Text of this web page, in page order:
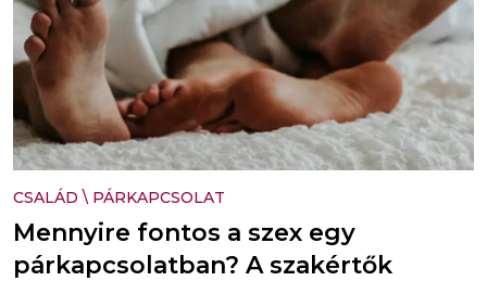
CSALÁD \ PÁRKAPCSOLAT
Mennyire fontos a szex egy
párkapcsolatban? A szakértők